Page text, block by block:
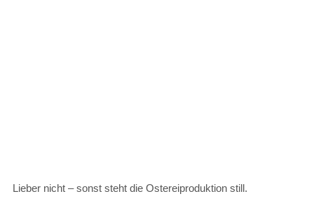
Lieber nicht – sonst steht die Ostereiproduktion still.